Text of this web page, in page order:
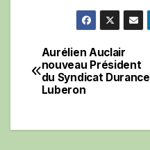
Navigation
de
Aurélien Auclair
nouveau Président
du Syndicat Durance
Luberon